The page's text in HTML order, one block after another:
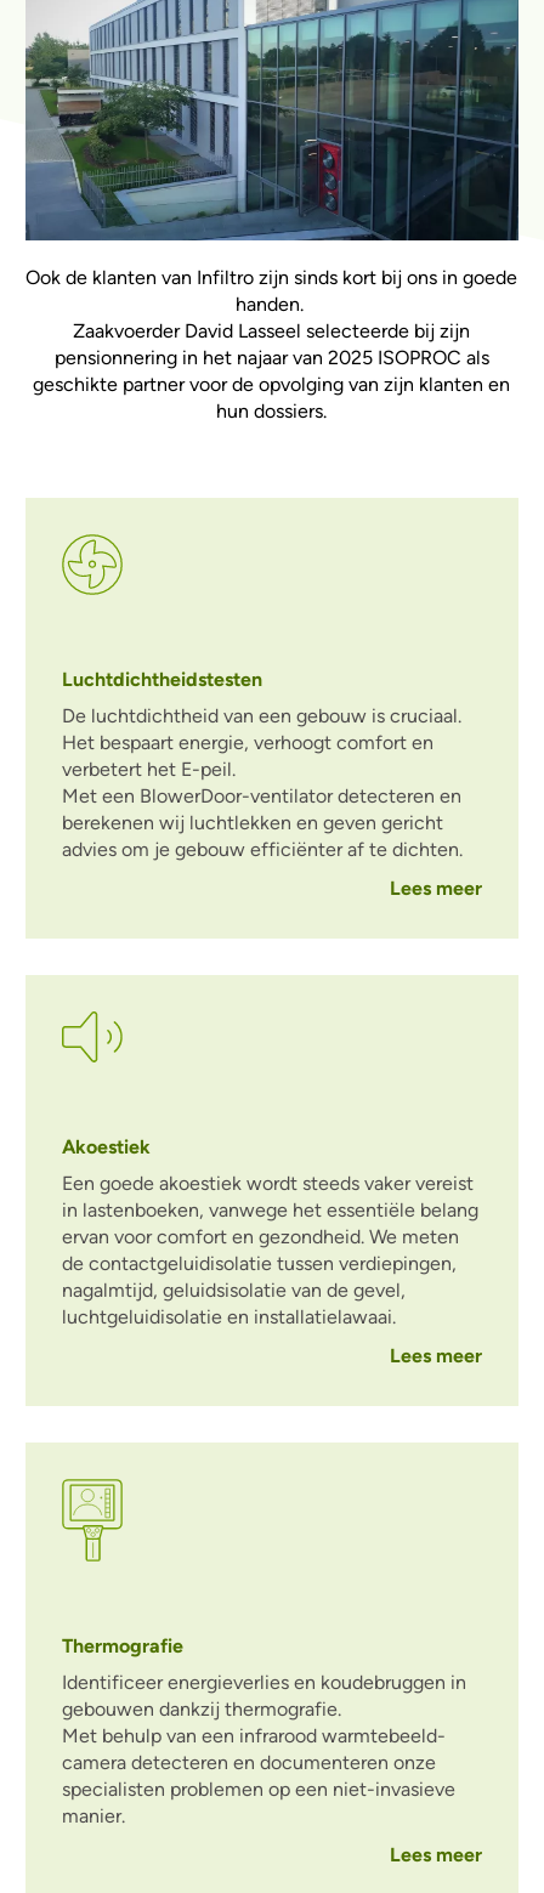
Ook de klanten van Infiltro zijn sinds kort bij ons in goede
handen.
Zaakvoerder David Lasseel selecteerde bij zijn
pensionnering in het najaar van 2025 ISOPROC als
geschikte partner voor de opvolging van zijn klanten en
hun dossiers.
Luchtdichtheidstesten
De luchtdichtheid van een gebouw is cruciaal.
Het bespaart energie, verhoogt comfort en
verbetert het E-peil.
Met een BlowerDoor-ventilator detecteren en
berekenen wij luchtlekken en geven gericht
advies om je gebouw efficiënter af te dichten.
Lees meer
Akoestiek
Een goede akoestiek wordt steeds vaker vereist
in lastenboeken, vanwege het essentiële belang
ervan voor comfort en gezondheid. We meten
de contactgeluidisolatie tussen verdiepingen,
nagalmtijd, geluidsisolatie van de gevel,
luchtgeluidisolatie en installatielawaai.
Lees meer
Thermografie
Identificeer energieverlies en koudebruggen in
gebouwen dankzij thermografie.
Met behulp van een infrarood warmtebeeld-
camera detecteren en documenteren onze
specialisten problemen op een niet-invasieve
manier.
Lees meer